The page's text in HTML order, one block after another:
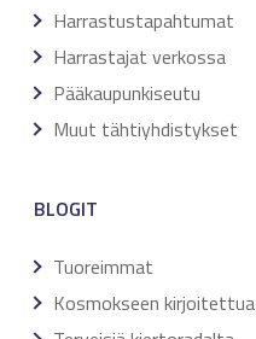
Harrastustapahtumat
Harrastajat verkossa
Pääkaupunkiseutu
Muut tähtiyhdistykset
BLOGIT
Tuoreimmat
Kosmokseen kirjoitettua